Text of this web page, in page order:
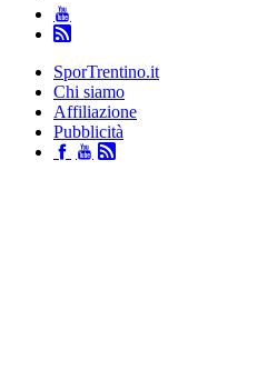
SporTrentino.it
Chi siamo
Affiliazione
Pubblicità